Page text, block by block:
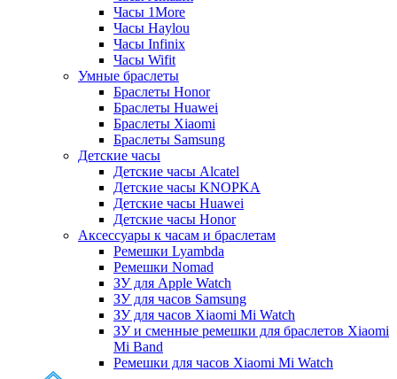
Часы 1More
Часы Haylou
Часы Infinix
Часы Wifit
Умные браслеты
Браслеты Honor
Браслеты Huawei
Браслеты Xiaomi
Браслеты Samsung
Детские часы
Детские часы Alcatel
Детские часы KNOPKA
Детские часы Huawei
Детские часы Honor
Аксессуары к часам и браслетам
Ремешки Lyambda
Ремешки Nomad
ЗУ для Apple Watch
ЗУ для часов Samsung
ЗУ для часов Xiaomi Mi Watch
ЗУ и сменные ремешки для браслетов Xiaomi
Mi Band
Ремешки для часов Xiaomi Mi Watch